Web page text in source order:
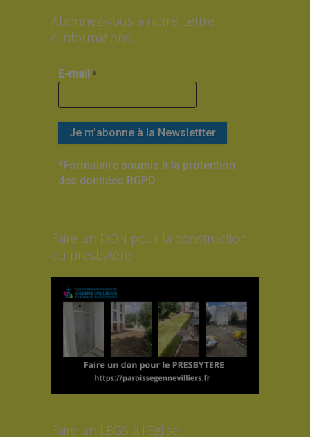
Abonnez-vous à notre Lettre
d’informations
E-mail *
*Formulaire soumis à la protection
des données RGPD
Faire un DON pour la construction
du presbytère
Faire un LEGS à l’Eglise